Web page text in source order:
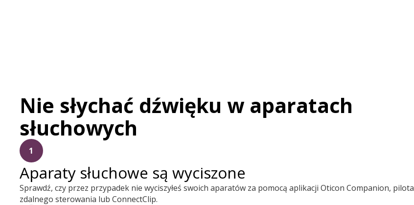
Nie słychać dźwięku w aparatach
słuchowych
1
Aparaty słuchowe są wyciszone
Sprawdź, czy przez przypadek nie wyciszyłeś swoich aparatów za pomocą aplikacji Oticon Companion, pilota
zdalnego sterowania lub ConnectClip.